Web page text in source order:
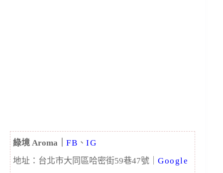
綠境 Aroma｜ FB 、 IG
地址：台北市大同區哈密街59巷47號｜ Google